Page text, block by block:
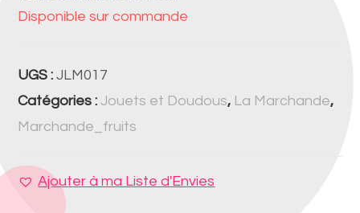
Disponible sur commande
UGS :JLM017
Catégories :Jouets et Doudous, La Marchande,
Marchande_fruits
Ajouter à ma Liste d'Envies